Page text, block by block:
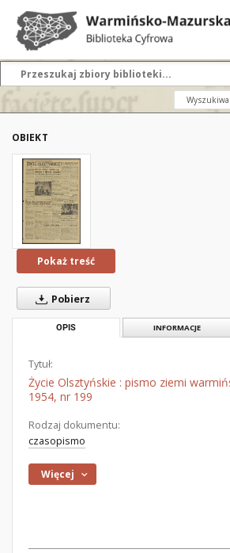
OBIEKT
Pokaż treść
Pobierz
OPIS INFORMACJE
Tytuł:
Życie Olsztyńskie : pismo ziemi
1954, nr 199
Rodzaj dokumentu:
czasopismo
Więcej